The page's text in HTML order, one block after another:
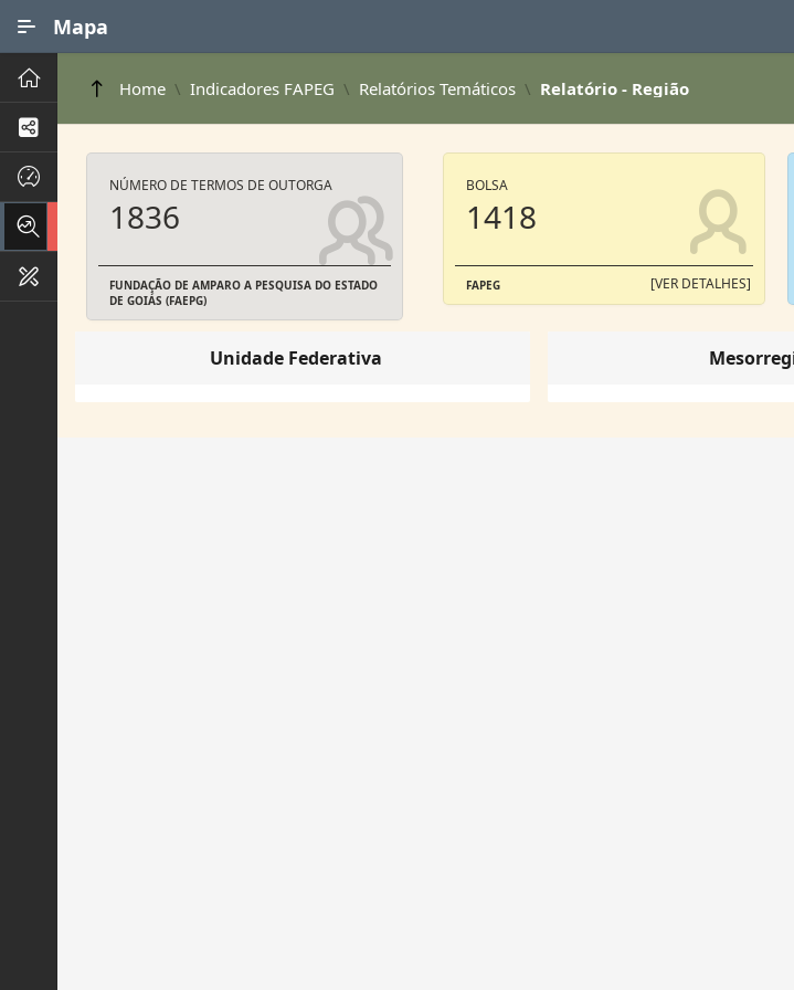
Mapa
Processos de Negócios
Home Indicadores FAPEG Relatórios Temáticos Relatório - Região
NÚMERO DE TERMOS DE OUTORGA
1836
FUNDAÇÃO DE AMPARO A PESQUISA DO ESTADO
DE GOIÁS (FAEPG)
BOLSA
1418
FAPEG [VER DETALHES]
Unidade Federativa